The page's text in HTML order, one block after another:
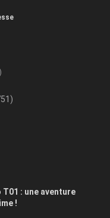
T01 : une aventure
!